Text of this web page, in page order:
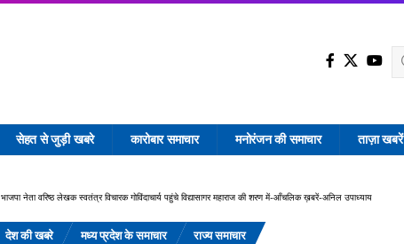
सेहत से जुड़ी खबरे कारोबार समाचार मनोरंजन की समाचार ताज़ा खबरें
भाजपा नेता वरिष्ठ लेखक स्वतंत्र विचारक गोविंदाचार्य पहुंचे विद्यासागर महाराज की शरण में-आँचलिक ख़बरें-अनिल उपाध्याय
देश की खबरे मध्य प्रदेश के समाचार राज्य समाचार